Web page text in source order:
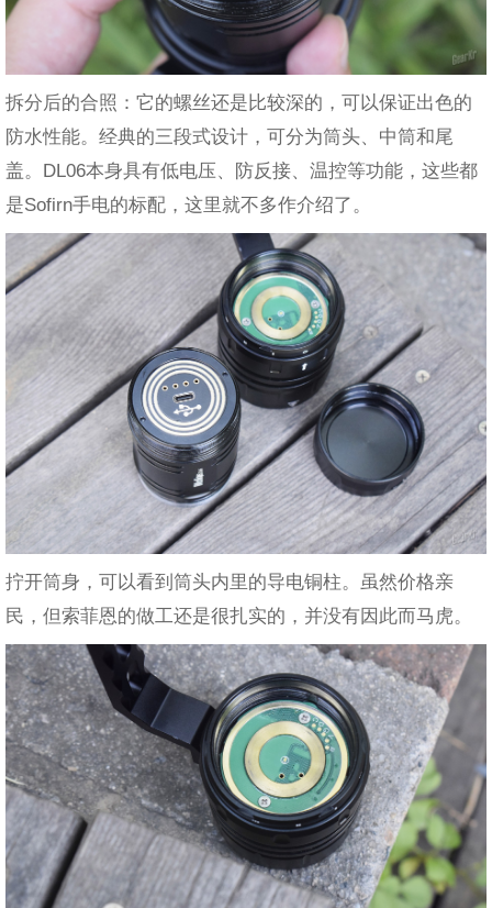
拆分后的合照：它的螺丝还是比较深的，可以保证出色的
防水性能。经典的三段式设计，可分为筒头、中筒和尾
盖。DL06本身具有低电压、防反接、温控等功能，这些都
是Sofirn手电的标配，这里就不多作介绍了。
拧开筒身，可以看到筒头内里的导电铜柱。虽然价格亲
民，但索菲恩的做工还是很扎实的，并没有因此而马虎。